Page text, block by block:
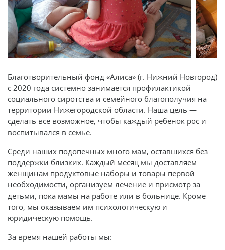
Благотворительный фонд «Алиса» (г. Нижний Новгород)
с 2020 года системно занимается профилактикой
социального сиротства и семейного благополучия на
территории Нижегородской области. Наша цель —
сделать всё возможное, чтобы каждый ребёнок рос и
воспитывался в семье.
Среди наших подопечных много мам, оставшихся без
поддержки близких. Каждый месяц мы доставляем
женщинам продуктовые наборы и товары первой
необходимости, организуем лечение и присмотр за
детьми, пока мамы на работе или в больнице. Кроме
того, мы оказываем им психологическую и
юридическую помощь.
За время нашей работы мы: